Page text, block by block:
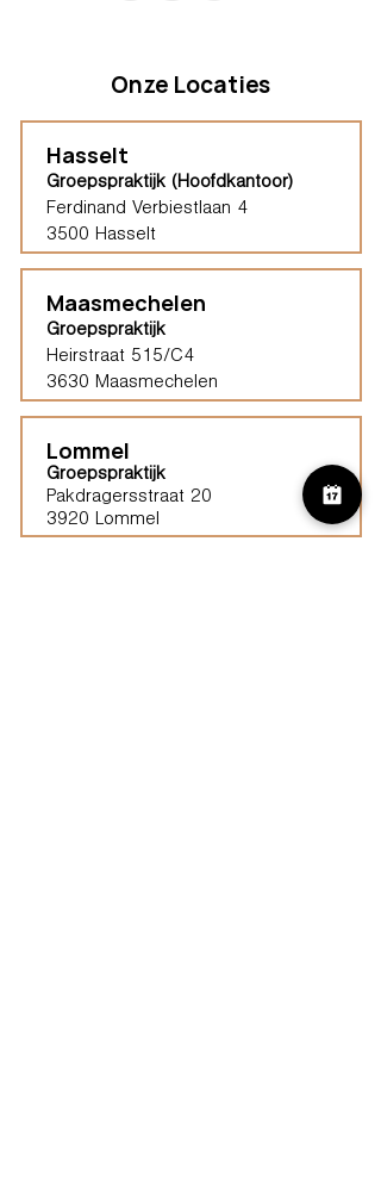
Onze Locaties
Hasselt
Groepspraktijk (Hoofdkantoor)
Ferdinand Verbiestlaan 4
3500 Hasselt
Maasmechelen
Groepspraktijk
Heirstraat 515/C4
3630 Maasmechelen​
Lommel
Groepspraktijk
Pakdragersstraat 20
3920 Lommel